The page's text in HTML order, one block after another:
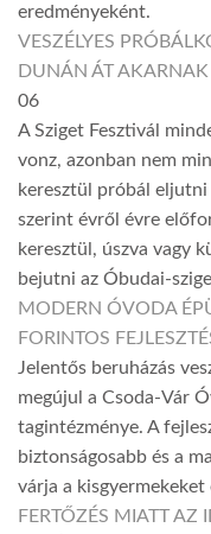
eredményeként.
VESZÉLYES
DUNÁN ÁT AKARNAK
06
A Sziget Fesztivál
vonz, azonban nem
keresztül próbál eljutni
szerint évről évre
keresztül, úszva vagy
bejutni az Óbudai-
MODERN ÓVODA
FORINTOS
Jelentős beruházás
megújul a Csoda-Vár
tagintézménye. A
biztonságosabb és a
várja a
FERTŐZÉS MIATT AZ